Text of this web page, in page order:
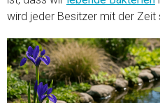
wird jeder Besitzer mit der Zeit